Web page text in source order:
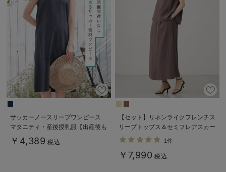
サッカーノースリーブワンピース
マタニティ・産後授乳服【出産後も
長く使える】
￥4,389 税込
【セット】リネンライクフレンチス
リーブトップス＆セミフレアスカー
トセットアップ マタニティ・授乳
服【出産後も長く着られる】
1件
￥7,990 税込